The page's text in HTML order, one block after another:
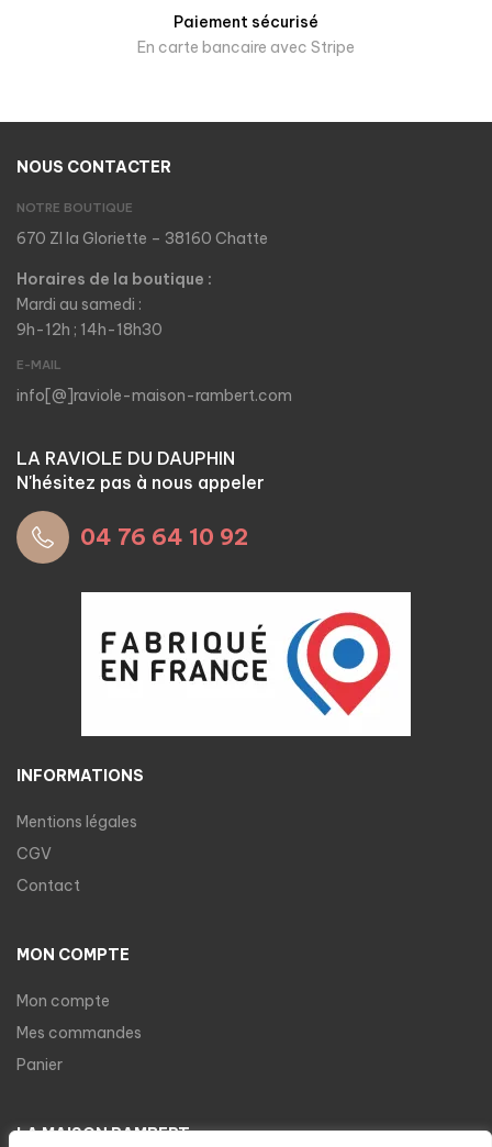
Paiement sécurisé
En carte bancaire avec Stripe
NOUS CONTACTER
NOTRE BOUTIQUE
670 ZI la Gloriette – 38160 Chatte
Horaires de la boutique :
Mardi au samedi :
9h-12h ; 14h-18h30
E-MAIL
info[@]raviole-maison-rambert.com
LA RAVIOLE DU DAUPHIN
N'hésitez pas à nous appeler
04 76 64 10 92
INFORMATIONS
Mentions légales
CGV
Contact
MON COMPTE
Mon compte
Mes commandes
Panier
LA MAISON RAMBERT